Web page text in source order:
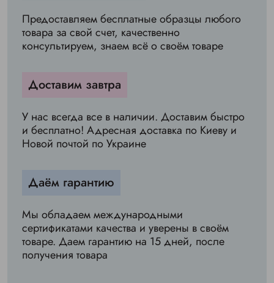
Предоставляем бесплатные образцы любого
товара за свой счет, качественно
консультируем, знаем всё о своём товаре
Доставим завтра
У нас всегда все в наличии. Доставим быстро
и бесплатно! Адресная доставка по Киеву и
Новой почтой по Украине
Даём гарантию
Мы обладаем международными
сертификатами качества и уверены в своём
товаре. Даем гарантию на 15 дней, после
получения товара